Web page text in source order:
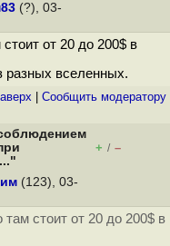
(?), 03-
от 20 до 200$ в
разных вселенных.
Cообщить модератору
+ / –
(123), 03-
стоит от 20 до 200$ в